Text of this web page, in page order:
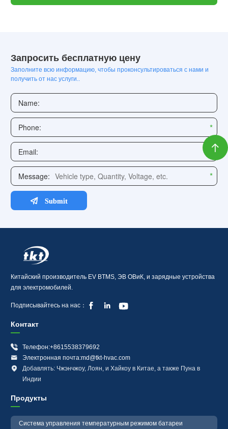

Запросить бесплатную цену
Заполните всю информацию, чтобы проконсультироваться с нами и
получить от нас услуги..
Китайский производитель EV BTMS, ЭВ ОВиК, и зарядные устройства
для электромобилей.
Подписывайтесь на нас：   
Контакт

Телефон:+8615538379692

Электронная почта:md@tkt-hvac.com

Добавлять: Чжэнчжоу, Лоян, и Хайкоу в Китае, а также Пуна в
Индии
Продукты
Система управления температурным режимом батареи